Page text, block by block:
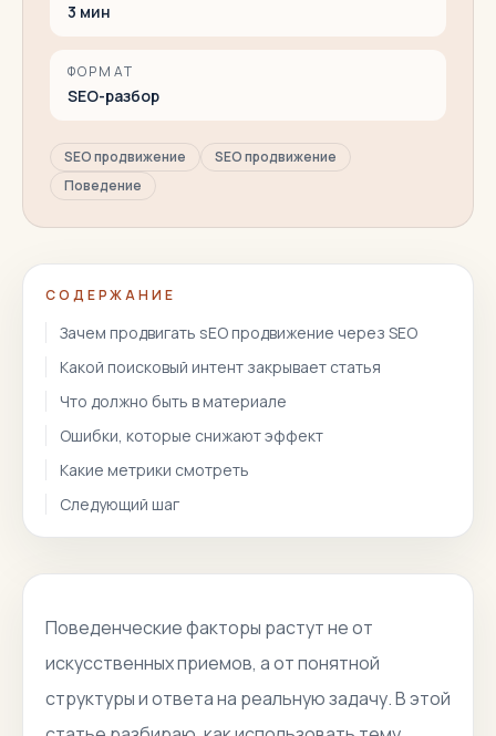
3 мин
ФОРМАТ
SEO-разбор
SEO продвижение
SEO продвижение
Поведение
СОДЕРЖАНИЕ
Зачем продвигать sEO продвижение через SEO
Какой поисковый интент закрывает статья
Что должно быть в материале
Ошибки, которые снижают эффект
Какие метрики смотреть
Следующий шаг
Поведенческие факторы растут не от
искусственных приемов, а от понятной
структуры и ответа на реальную задачу. В этой